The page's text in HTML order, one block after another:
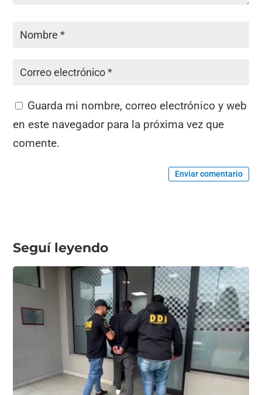
Guarda mi nombre, correo electrónico y web
en este navegador para la próxima vez que
comente.
Enviar comentario
Seguí leyendo